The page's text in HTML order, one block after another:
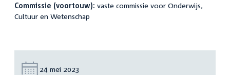
Commissie (voortouw): vaste commissie voor Onderwijs,
Cultuur en Wetenschap
Datum:
24 mei 2023